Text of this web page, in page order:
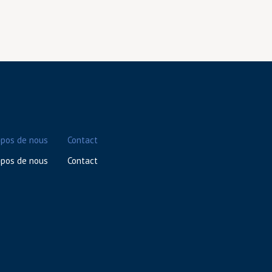
de nous
de nous
Contact
Contact